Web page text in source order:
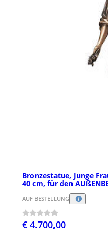
Bronzestatue, Junge
40 cm, für den
AUF BESTELLUNG
€ 4.700,00